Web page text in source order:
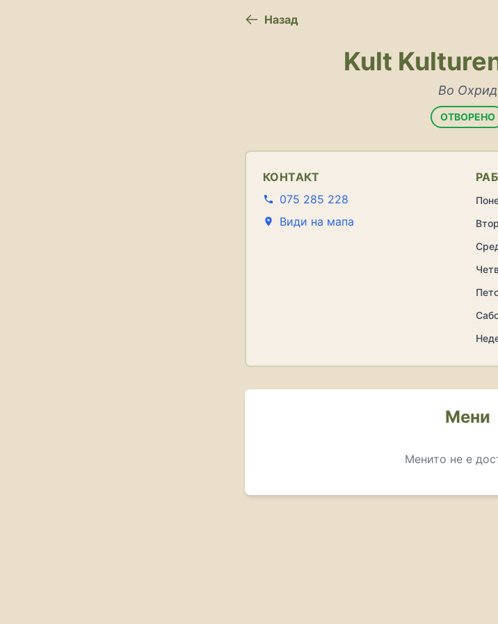
Назад
Kult
Во Охрид
ОТВОРЕНО
КОНТАКТ
075 285 228
Види на мапа
Мени
Менито не е